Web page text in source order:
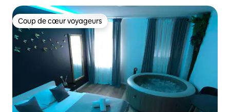
Coup de cœur voyageurs
Coup de cœur voyageurs